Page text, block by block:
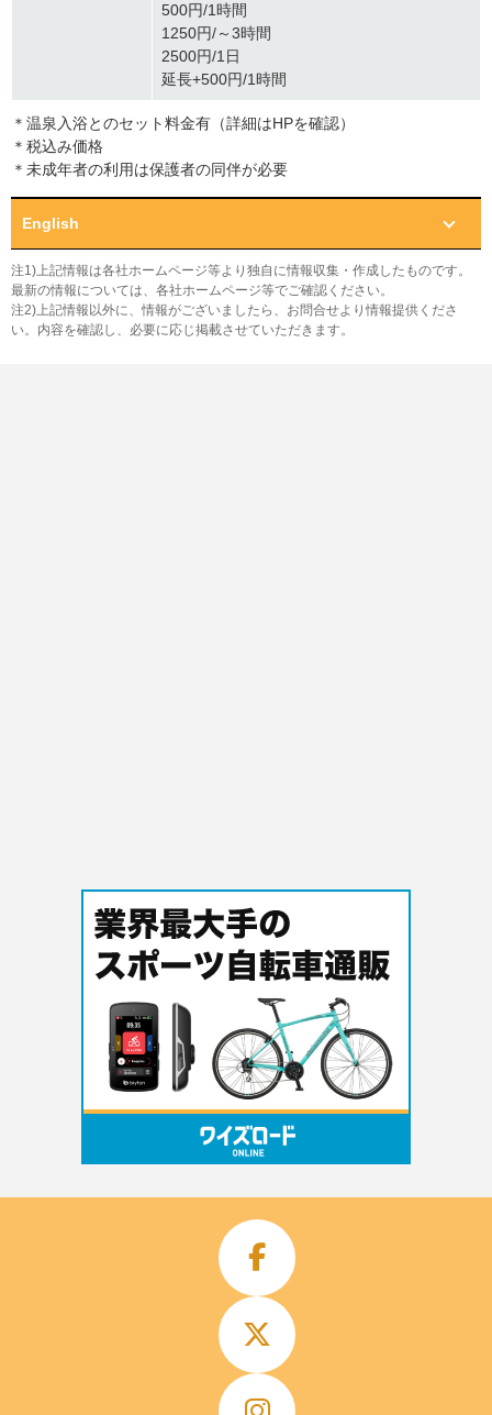
500円/1時間
1250円/～3時間
2500円/1日
延長+500円/1時間
＊温泉入浴とのセット料金有（詳細はHPを確認）
＊税込み価格
＊未成年者の利用は保護者の同伴が必要
English
注1)上記情報は各社ホームページ等より独自に情報収集・作成したものです。
最新の情報については、各社ホームページ等でご確認ください。
注2)上記情報以外に、情報がございましたら、お問合せより情報提供くださ
い。内容を確認し、必要に応じ掲載させていただきます。